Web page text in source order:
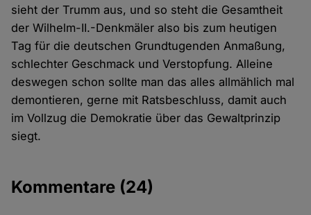
sieht der Trumm aus, und so steht die Gesamtheit
der Wilhelm-II.-Denkmäler also bis zum heutigen
Tag für die deutschen Grundtugenden Anmaßung,
schlechter Geschmack und Verstopfung. Alleine
deswegen schon sollte man das alles allmählich mal
demontieren, gerne mit Ratsbeschluss, damit auch
im Vollzug die Demokratie über das Gewaltprinzip
siegt.
Kommentare (24)